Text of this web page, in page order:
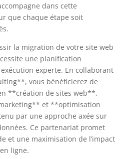
dans cette
que chaque étape soit
la migration de votre site web
une planification
experte. En collaborant
vous bénéficierez de
**création de sites web**,
et **optimisation
par une approche axée sur
Ce partenariat promet
et une maximisation de l’impact
ligne.